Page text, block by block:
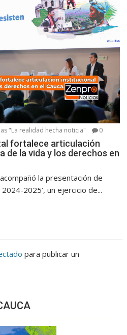
"La realidad hecha noticia" 0
fortalece articulación
de la vida y los derechos en
la presentación de
2025’, un ejercicio de...
para publicar un